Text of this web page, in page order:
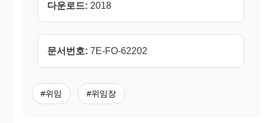
다운로드: 2018
문서번호: 7E-FO-62202
#위임 #위임장